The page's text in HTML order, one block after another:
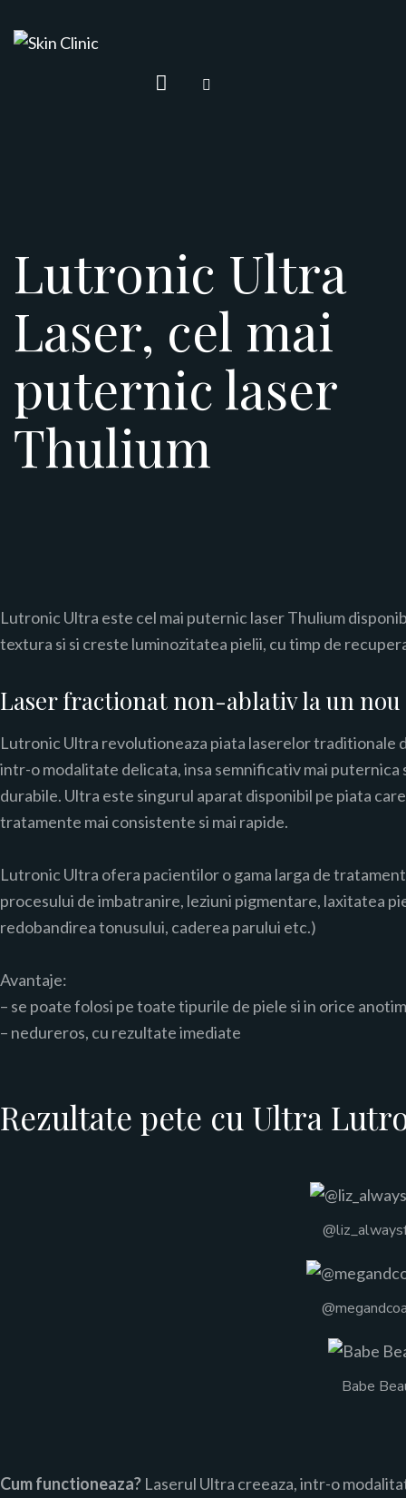
Lutronic Ultra
Laser, cel mai
puternic laser
Thulium
Lutronic Ultra este cel mai puternic laser Thulium
textura si si creste luminozitatea pielii, cu timp de
Laser fractionat non-ablativ la un
Lutronic Ultra revolutioneaza piata laserelor
intr-o modalitate delicata, insa semnificativ mai
durabile. Ultra este singurul aparat disponibil pe piata
tratamente mai consistente si mai rapide.
Lutronic Ultra ofera pacientilor o gama larga de
procesului de imbatranire, leziuni pigmentare, laxitatea
redobandirea tonusului, caderea parului etc.)
Avantaje:
– se poate folosi pe toate tipurile de piele si in orice
– nedureros, cu rezultate imediate
Rezultate pete cu Ultra
Babe
Cum functioneaza? Laserul Ultra creeaza, intr-o